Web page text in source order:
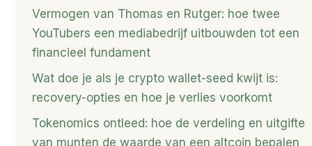
Vermogen van Thomas en Rutger: hoe twee
YouTubers een mediabedrijf uitbouwden tot een
financieel fundament
Wat doe je als je crypto wallet-seed kwijt is:
recovery-opties en hoe je verlies voorkomt
Tokenomics ontleed: hoe de verdeling en uitgifte
van munten de waarde van een altcoin bepalen